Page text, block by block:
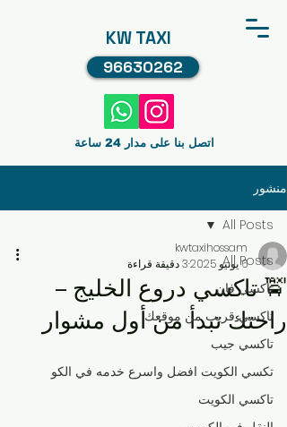
KW TAXI
96630262
اتصل بنا على مدار 24 ساعة
منشور
All Posts
تاكسي فان
تاكسي قريب من موقعك
تاكسي جيب
تكسي الكويت افضل واسرع خدمه في الكو
تاكسي الكويت
All Posts
🚖 تاكسي دروع الخليج –
راحتك تبدأ من أول مشوار
kwtaxihossam
6 يونيو 2025
3 دقيقة قراءة